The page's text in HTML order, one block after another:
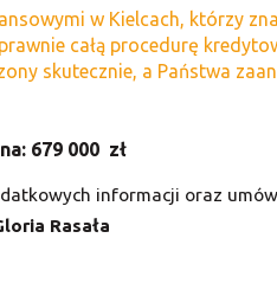
w Kielcach, którzy
całą procedurę
skutecznie, a Państwa
679 000 zł
informacji oraz
Rasała